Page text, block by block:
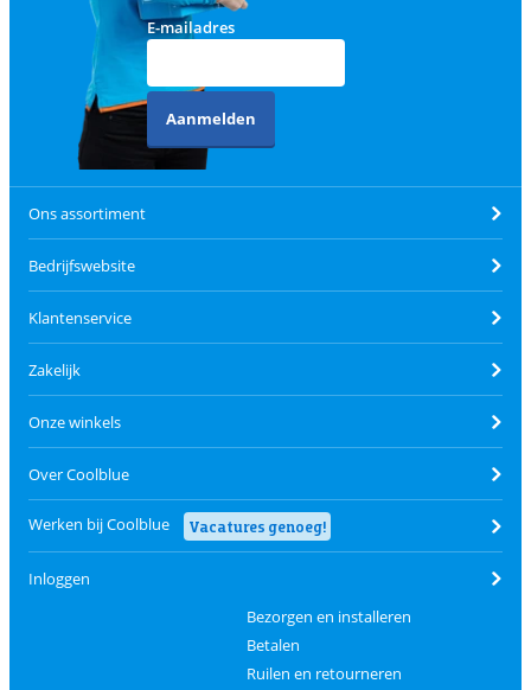
E-mailadres
Aanmelden
Ons assortiment
Bedrijfswebsite
Klantenservice
Zakelijk
Onze winkels
Over Coolblue
Werken bij Coolblue Vacatures genoeg!
Inloggen
Bezorgen en installeren
Betalen
Ruilen en retourneren